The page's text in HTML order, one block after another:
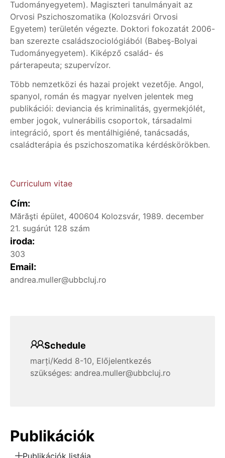
Tudományegyetem). Magiszteri tanulmányait az
Orvosi Pszichoszomatika (Kolozsvári Orvosi
Egyetem) területén végezte. Doktori fokozatát 2006-
ban szerezte családszociológiából (Babeş-Bolyai
Tudományegyetem). Kiképző család- és
párterapeuta; szupervízor.
Több nemzetközi és hazai projekt vezetője. Angol,
spanyol, román és magyar nyelven jelentek meg
publikációi: deviancia és kriminalitás, gyermekjólét,
ember jogok, vulnerábilis csoportok, társadalmi
integráció, sport és mentálhigiéné, tanácsadás,
családterápia és pszichoszomatika kérdéskörökben.
Curriculum vitae
Cím:
Mărăşti épület, 400604 Kolozsvár, 1989. december
21. sugárút 128 szám
iroda:
303
Email:
andrea.muller@ubbcluj.ro
Schedule
marți/Kedd 8-10, Előjelentkezés
szükséges: andrea.muller@ubbcluj.ro
Publikációk
Publikációk listája